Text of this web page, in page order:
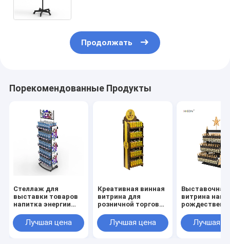
Продолжать
Порекомендованные Продукты
Стеллаж для
выставки товаров
напитка энергии
бутылки кокса
металла магазина
Лучшая цена
Креативная винная
витрина для
розничной торговли
дисплеи для
мерчандайзинга
Лучшая цена
Выставочная
витрина
на заказ
выставочной
Лучшая